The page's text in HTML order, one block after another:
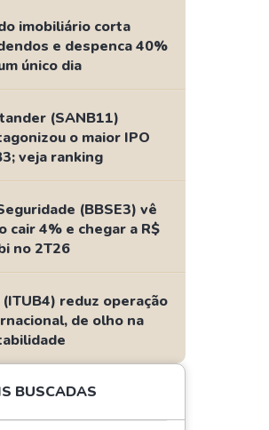
imobiliário corta
e despenca 40%
único dia
(SANB11)
o maior IPO
veja ranking
(BBSE3) vê
cair 4% e chegar a R$
no 2T26
reduz operação
de olho na
BUSCADAS